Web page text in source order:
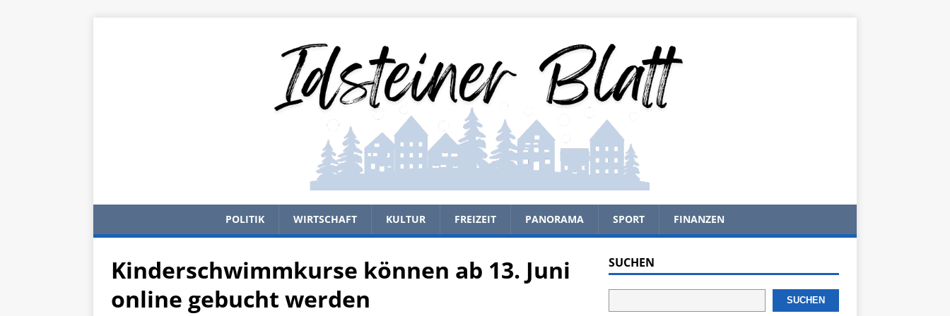
POLITIK WIRTSCHAFT KULTUR FREIZEIT PANORAMA SPORT FINANZEN
Kinderschwimmkurse können ab 13. Juni
online gebucht werden
SUCHEN
SUCHEN